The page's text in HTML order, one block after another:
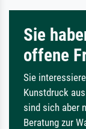
Sie
offene
Sie
Kunstdruck
sind sich aber
Beratung zur